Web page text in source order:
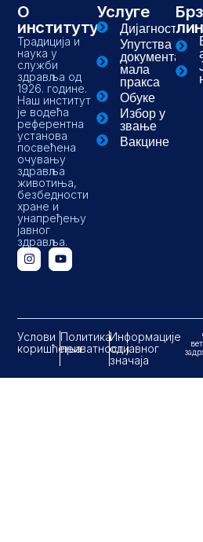
О
институту
Традиција и
наука у
служби
здравља од
1926. године.
Наш институт
је водећа
референтна
установа
посвећена
очувању
здравља
животиња,
безбедности
хране и
унапређењу
јавног
здравља.
Услуге
Дијагностика
Упутства и
документа-
мала
пракса
Обуке
Избор у
звање
Вакцине
Услови
коришћења
Политика
приватности
Информације
од јавног
значаја